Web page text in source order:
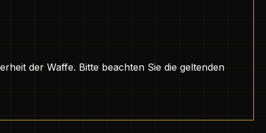
der Waffe. Bitte beachten Sie die geltenden